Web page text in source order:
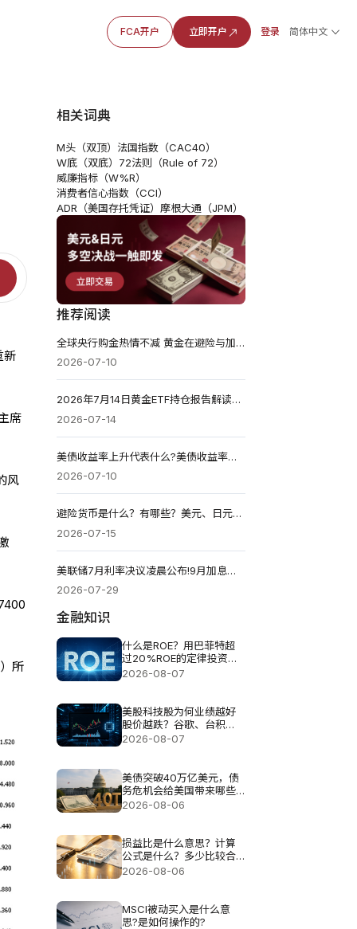
FCA开户 立即开户 登录 简体中文
新
席
风
所
相关词典
M头（双顶） 法国指数（CAC40）
W底（双底） 72法则（Rule of 72）
威廉指标（W%R）
消费者信心指数（CCI）
ADR（美国存托凭证） 摩根大通（JPM）
推荐阅读
全球央行购金热情不减 黄金在避险与加息夹缝中求生
2026-07-10
2026年7月14日黄金ETF持仓报告解读：较前一个交易日维持不变
2026-07-14
美债收益率上升代表什么?美债收益率越高越好吗?
2026-07-10
避险货币是什么？有哪些？美元、日元、瑞郎避险逻辑与投资策略
2026-07-15
美联储7月利率决议凌晨公布!9月加息能否定调?
2026-07-29
金融知识
什么是ROE？用巴菲特超
过20%ROE的定律投资真
的可以？
2026-08-07
美股科技股为何业绩越好
股价越跌？谷歌、台积
电、甲骨文揭AI投资压力
2026-08-07
美债突破40万亿美元，债
务危机会给美国带来哪些
影响?
2026-08-06
损益比是什么意思？计算
公式是什么？多少比较合
理？
2026-08-06
MSCI被动买入是什么意
思?是如何操作的?